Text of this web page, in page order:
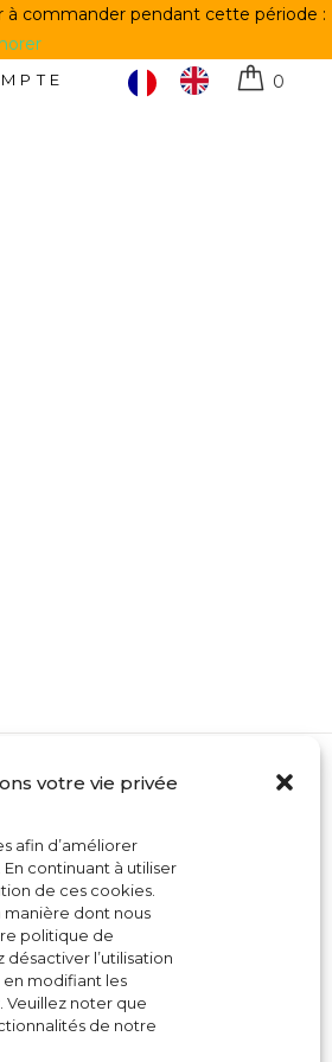
votre vie privée
afin d’améliorer
continuant à utiliser
de ces cookies.
manière dont nous
politique de
l’utilisation
en modifiant les
Veuillez noter que
de notre
0
CONTACT
DE VENTE
DE COOKIES
à commander pendant cette période :